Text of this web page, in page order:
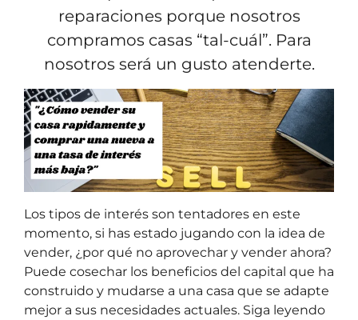
reparaciones porque nosotros
compramos casas “tal-cuál”. Para
nosotros será un gusto atenderte.
Los tipos de interés son tentadores en este
momento, si has estado jugando con la idea de
vender, ¿por qué no aprovechar y vender ahora?
Puede cosechar los beneficios del capital que ha
construido y mudarse a una casa que se adapte
mejor a sus necesidades actuales. Siga leyendo